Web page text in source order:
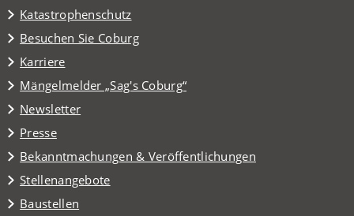
Katastrophenschutz
Besuchen Sie Coburg
(Öffnet
in
einem
neuen
Tab)
Karriere
Mängelmelder „Sag's Coburg“
(Öffnet
in
einem
neuen
Tab)
Newsletter
Presse
Bekanntmachungen & Veröffentlichungen
Stellenangebote
Baustellen